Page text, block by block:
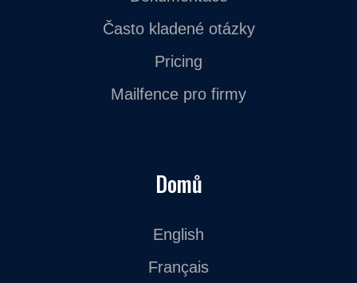
Často kladené otázky
Pricing
Mailfence pro firmy
Domů
English
Français